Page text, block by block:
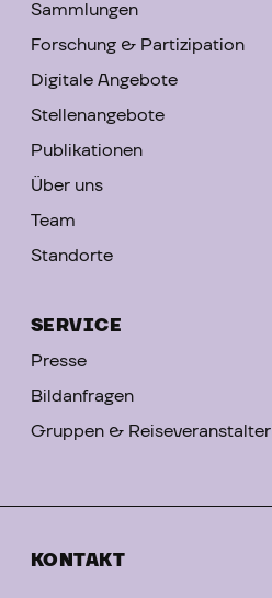
Sammlungen
Forschung & Partizipation
Digitale Angebote
Stellenangebote
Publikationen
Über uns
Team
Standorte
SERVICE
Presse
Bildanfragen
Gruppen & Reiseveranstalter
KONTAKT